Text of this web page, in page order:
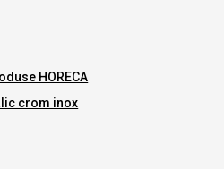
HORECA
crom inox